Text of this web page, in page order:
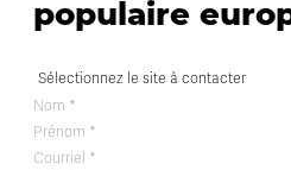
populaire